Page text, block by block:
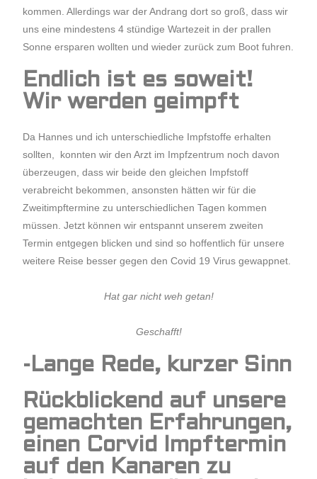
kommen. Allerdings war der Andrang dort so groß, dass wir
uns eine mindestens 4 stündige Wartezeit in der prallen
Sonne ersparen wollten und wieder zurück zum Boot fuhren.
Endlich ist es soweit!
Wir werden geimpft
Da Hannes und ich unterschiedliche Impfstoffe erhalten
sollten, konnten wir den Arzt im Impfzentrum noch davon
überzeugen, dass wir beide den gleichen Impfstoff
verabreicht bekommen, ansonsten hätten wir für die
Zweitimpftermine zu unterschiedlichen Tagen kommen
müssen. Jetzt können wir entspannt unserem zweiten
Termin entgegen blicken und sind so hoffentlich für unsere
weitere Reise besser gegen den Covid 19 Virus gewappnet.
Hat gar nicht weh getan!
Geschafft!
-Lange Rede, kurzer Sinn
Rückblickend auf unsere
gemachten Erfahrungen,
einen Corvid Impftermin
auf den Kanaren zu